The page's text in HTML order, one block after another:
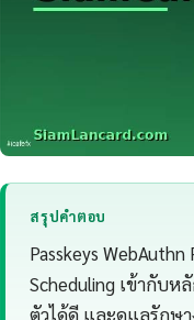
สรุปคำตอบ
Passkeys
Scheduling เข้ากับห
ตัวได้ดี และดูแลรักษา